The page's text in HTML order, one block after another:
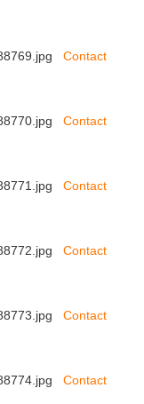
Contact
Contact
Contact
Contact
Contact
Contact